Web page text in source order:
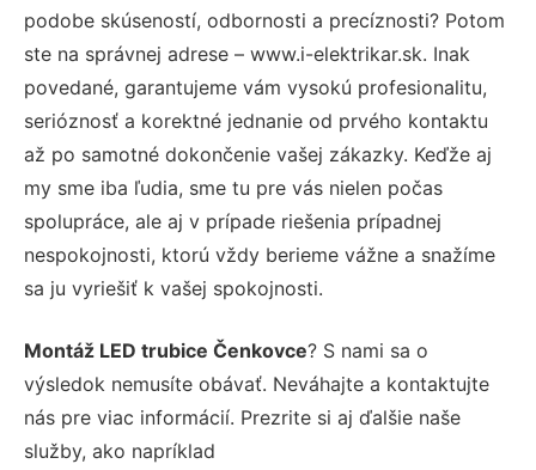
podobe skúseností, odbornosti a precíznosti? Potom
ste na správnej adrese – www.i-elektrikar.sk. Inak
povedané, garantujeme vám vysokú profesionalitu,
serióznosť a korektné jednanie od prvého kontaktu
až po samotné dokončenie vašej zákazky. Keďže aj
my sme iba ľudia, sme tu pre vás nielen počas
spolupráce, ale aj v prípade riešenia prípadnej
nespokojnosti, ktorú vždy berieme vážne a snažíme
sa ju vyriešiť k vašej spokojnosti.
Montáž LED trubice Čenkovce? S nami sa o
výsledok nemusíte obávať. Neváhajte a kontaktujte
nás pre viac informácií. Prezrite si aj ďalšie naše
služby, ako napríklad